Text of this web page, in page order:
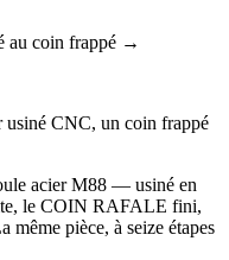
au coin frappé →
usiné CNC, un coin frappé
acier M88 — usiné en
le COIN RAFALE fini,
même pièce, à seize étapes